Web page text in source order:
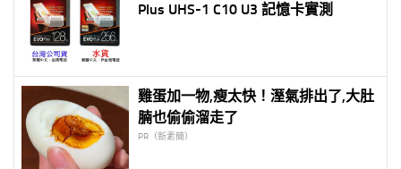
Plus UHS-1 C10 U3 記憶卡實測
雞蛋加一物,瘦太快！溼氣排出了,大肚
腩也偷偷溜走了
PR（新素簡）